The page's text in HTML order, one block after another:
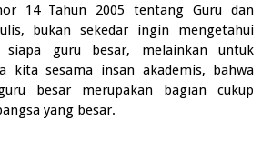
14 Tahun 2005 tentang Guru dan
bukan sekedar ingin mengetahui
guru besar, melainkan untuk
kita sesama insan akademis, bahwa
besar merupakan bagian cukup
yang besar.